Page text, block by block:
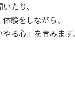
たり、
験をしながら、
る心」を育みます。